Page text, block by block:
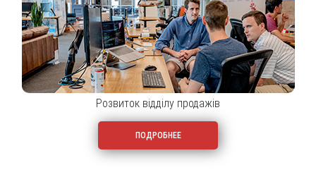
Розвиток відділу продажів
ПОДРОБНЕЕ